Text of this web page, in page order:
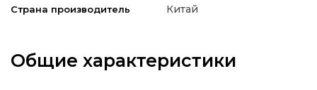
Страна производитель Китай
Общие характеристики